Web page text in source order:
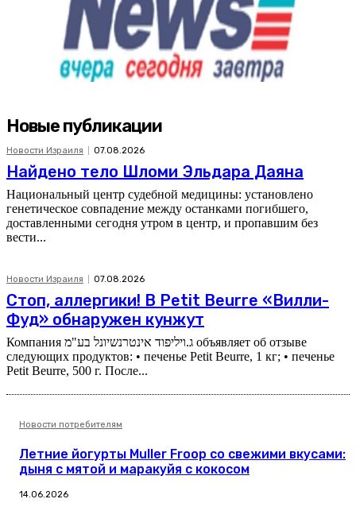
Новые публикации
Новости Израиля 07.08.2026
Найдено тело Шломи Эльдара Даяна
Национальный центр судебной медицины: установлено
генетическое совпадение между останками погибшего,
доставленными сегодня утром в центр, и пропавшим без
вести...
Новости Израиля 07.08.2026
Стоп, аллергики! В Petit Beurre «Вилли-
Фуд» обнаружен кунжут
Компания ג.ויליפוד אינטרנשיונל בע"מ объявляет об отзыве
следующих продуктов: • печенье Petit Beurre, 1 кг; • печенье
Petit Beurre, 500 г. После...
Новости потребителям
Летние йогурты Muller Froop со свежими вкусами:
дыня с мятой и маракуйя с кокосом
14.06.2026